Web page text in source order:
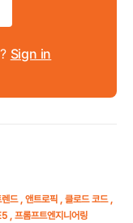
Sign in
드 앤트로픽
클로드 코드
프롬프트엔지니어링